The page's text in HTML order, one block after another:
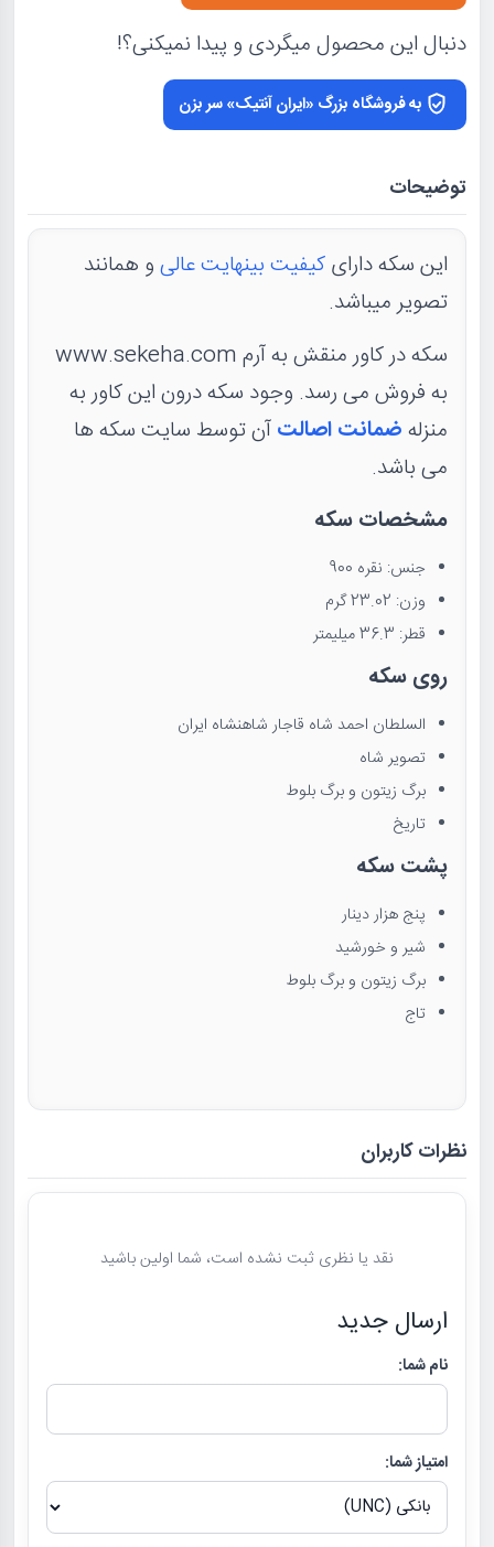
دنبال این محصول میگردی و پیدا نمیکنی؟!
به فروشگاه بزرگ «ایران آنتیک» سر بزن
توضیحات
این سکه دارایکیفیت بینهایت عالیو همانند
تصویر میباشد.
سکه در کاور منقش به آرم www.sekeha.com
به فروش می رسد. وجود سکه درون این کاور به
منزلهضمانت اصالتآن توسط سایت سکه ها
می باشد.
مشخصات سکه
جنس: نقره 900
وزن: 23.02 گرم
قطر: 36.3 میلیمتر
روی سکه
السلطان احمد شاه قاجار شاهنشاه ایران
تصویر شاه
برگ زیتون و برگ بلوط
تاریخ
پشت سکه
پنج هزار دینار
شیر و خورشید
برگ زیتون و برگ بلوط
تاج
نظرات کاربران
نقد یا نظری ثبت نشده است، شما اولین باشید
ارسال جدید
نام شما:
امتیاز شما: